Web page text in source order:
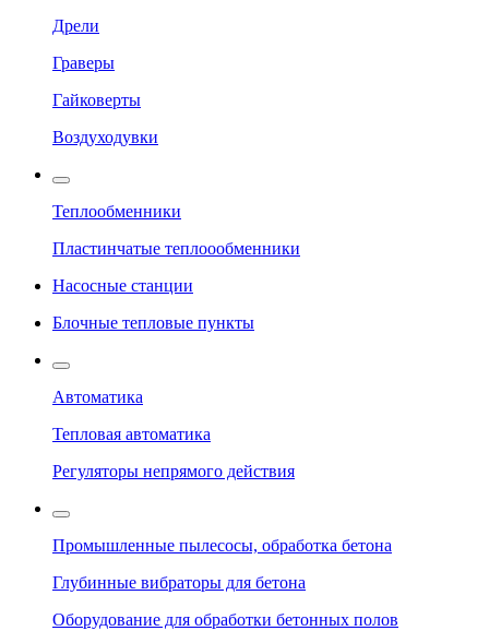
Дрели
Граверы
Гайковерты
Воздуходувки
Теплообменники
Пластинчатые теплоообменники
Насосные станции
Блочные тепловые пункты
Автоматика
Тепловая автоматика
Регуляторы непрямого действия
Промышленные пылесосы, обработка бетона
Глубинные вибраторы для бетона
Оборудование для обработки бетонных полов